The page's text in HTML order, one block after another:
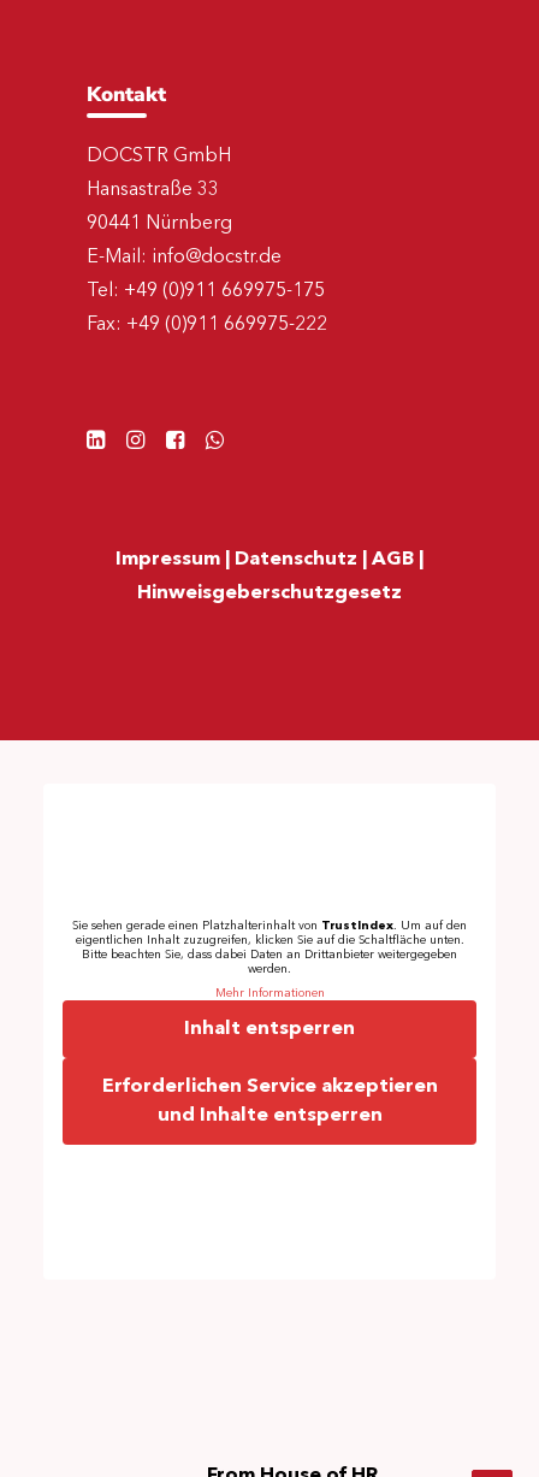
Kontakt
DOCSTR GmbH
Hansastraße 33
90441 Nürnberg
E-Mail: info@docstr.de
Tel: +49 (0)911 669975-175
Fax: +49 (0)911 669975-222
Impressum Datenschutz AGB
Hinweisgeberschutzgesetz
Sie sehen gerade einen Platzhalterinhalt von TrustIndex. Um auf den
eigentlichen Inhalt zuzugreifen, klicken Sie auf die Schaltfläche unten.
Bitte beachten Sie, dass dabei Daten an Drittanbieter weitergegeben
werden.
Mehr Informationen
Inhalt entsperren
Erforderlichen Service akzeptieren
und Inhalte entsperren